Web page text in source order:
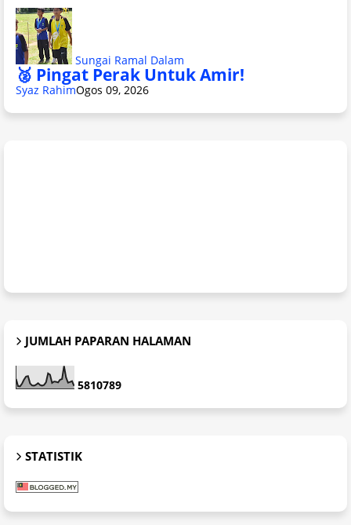
Sungai Ramal Dalam
🥈 Pingat Perak Untuk Amir!
Syaz RahimOgos 09, 2026
JUMLAH PAPARAN HALAMAN
5810789
STATISTIK